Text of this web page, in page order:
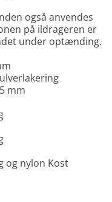
også anvendes
på ildrageren er
under optænding.
mm
og nylon Kost